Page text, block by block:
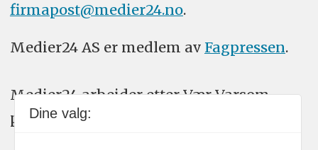
firmapost@medier24.no.
Medier24 AS er medlem av Fagpressen.
Medier24 arbeider etter Vær Varsom-
plakatens regler for god presseskikk.
Dine valg: